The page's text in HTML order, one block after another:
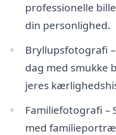
professionelle
din personlighed.
Bryllupsfotografi
dag med smukke
jeres
Familiefotografi –
med